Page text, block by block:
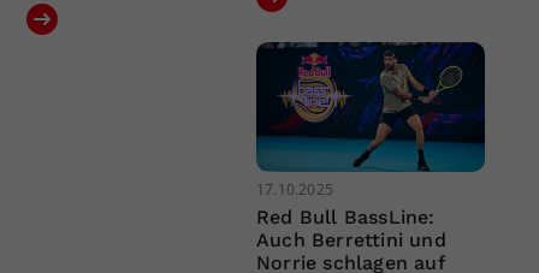
17.10.2025
Red Bull BassLine:
Auch Berrettini und
Norrie schlagen auf